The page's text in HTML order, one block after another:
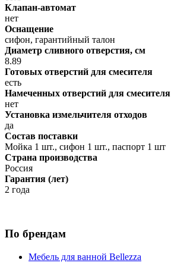
Клапан-автомат
нет
Оснащение
сифон, гарантийный талон
Диаметр сливного отверстия, см
8.89
Готовых отверстий для смесителя
есть
Намеченных отверстий для смесителя
нет
Установка измельчителя отходов
да
Состав поставки
Мойка 1 шт., сифон 1 шт., паспорт 1 шт
Страна производства
Россия
Гарантия (лет)
2 года
По брендам
Мебель для ванной Bellezza